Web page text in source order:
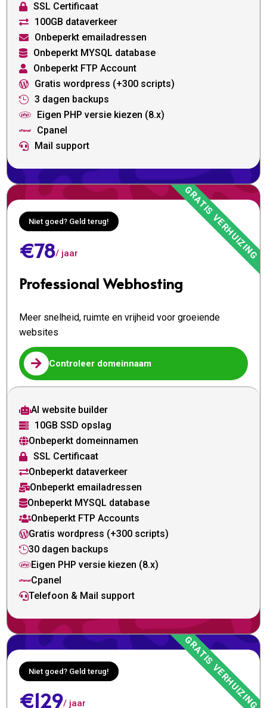
 SSL Certificaat
 100GB dataverkeer
 Onbeperkt emailadressen
 Onbeperkt MYSQL database
 Onbeperkt FTP Account
 Gratis wordpress (+300 scripts)
 3 dagen backups
 Eigen PHP versie kiezen (8.x)
 Cpanel
 Mail support
Niet goed? Geld terug!
€78/ jaar
Professional Webhosting
Meer snelheid, ruimte en vrijheid voor groeiende
websites
 Controleer domeinnaam
AI website builder
 10GB SSD opslag
Onbeperkt domeinnamen
 SSL Certificaat
Onbeperkt dataverkeer
Onbeperkt emailadressen
Onbeperkt MYSQL database
Onbeperkt FTP Accounts
Gratis wordpress (+300 scripts)
30 dagen backups
Eigen PHP versie kiezen (8.x)
Cpanel
Telefoon & Mail support
Niet goed? Geld terug!
€129/ jaar